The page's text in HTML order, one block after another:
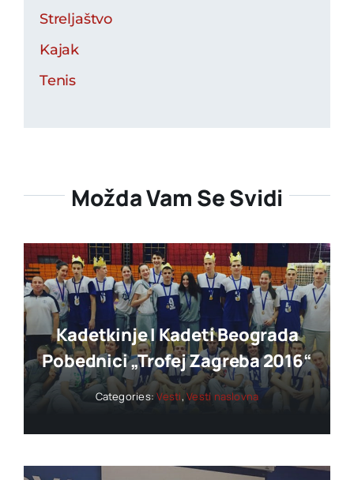
Streljaštvo
Kajak
Tenis
Možda Vam Se Svidi
Kadetkinje I Kadeti Beograda
Pobednici „trofej Zagreba 2016“
Categories:Vesti,Vesti naslovna